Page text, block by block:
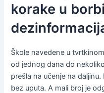
korake u
Škole navedene u
od jednog dana do
prešla na učenje na
bez uputa. A mali broj je